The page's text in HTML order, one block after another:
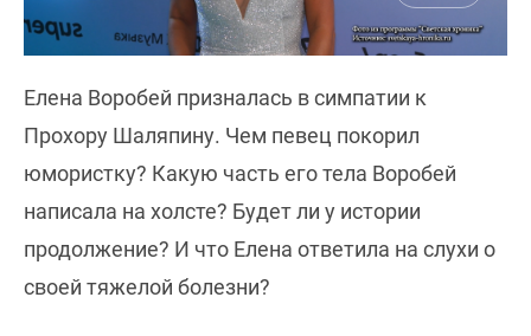
Елена Воробей призналась в симпатии к
Прохору Шаляпину. Чем певец покорил
юмористку? Какую часть его тела Воробей
написала на холсте? Будет ли у истории
продолжение? И что Елена ответила на слухи о
своей тяжелой болезни?